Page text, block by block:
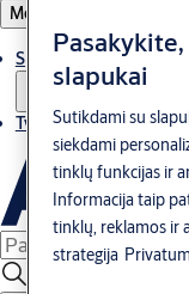
Meniu
Sprendimai
Tvarumas
slapukai
Sutikdami su
siekdami
tinklų funkcijas ir
Informacija taip
tinklų, reklamos ir
strategija